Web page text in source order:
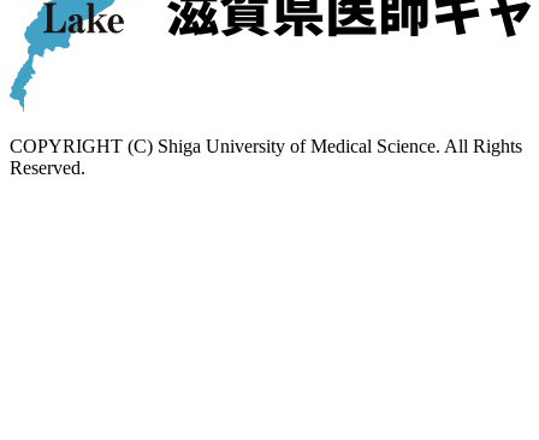
COPYRIGHT (C) Shiga University of Medical Science. All Rights
Reserved.